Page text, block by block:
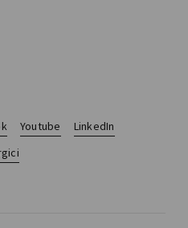
Youtube
LinkedIn